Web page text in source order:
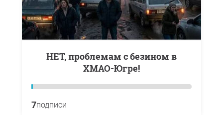
НЕТ, проблемам с безином в
ХМАО-Югре!
7подписи